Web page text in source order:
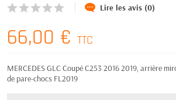
Lire les avis (0)
66,00 € TTC
MERCEDES GLC Coupé C253 2016 2019, arrière
de pare-chocs FL2019